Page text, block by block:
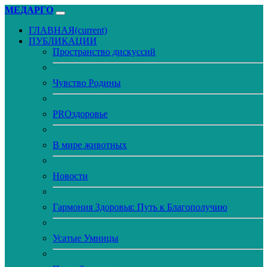
МЕДАРГО
ГЛАВНАЯ(current)
ПУБЛИКАЦИИ
Пространство дискуссий
Чувство Родины
PROздоровье
В мире животных
Новости
Гармония Здоровья: Путь к Благополучию
Усатые Умницы